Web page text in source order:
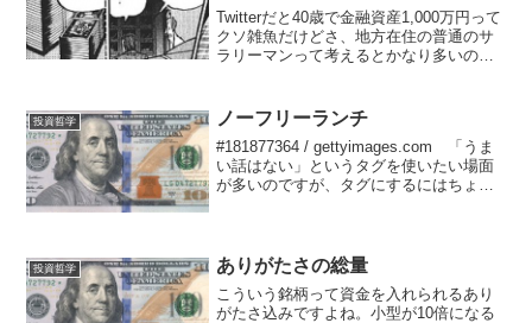
Twitterだと40歳で金融資産1,000万円って
クソ雑魚だけどさ、地方在住の普通のサ
ラリーマンって考えるとかなり多いのか
(@colonel_pyon) Decem...
投資哲学 ノーフリーランチ
#181877364 / gettyimages.com 「うま
い話はない」というタグを使いたい場面
が多いのですが、タグにするにはちょっ
投資哲学 ありがたさの総量
こういう銘柄って資金を入れられるあり
がたさ込みですよね。小型が10倍になる